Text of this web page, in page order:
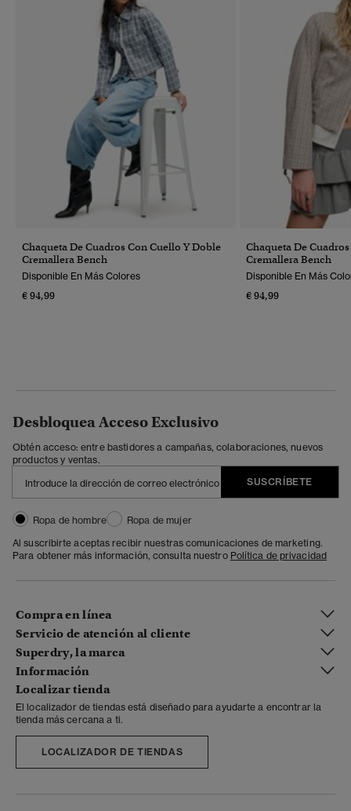
Chaqueta De Cuadros Con Cuello Y Doble
Cremallera Bench
Disponible En Más Colores
€ 94,99
Chaqueta De
Cremallera Bench
Disponible En Más
€ 94,99
Desbloquea Acceso Exclusivo
Obtén acceso: entre bastidores a campañas, colaboraciones, nuevos
productos y ventas.
SUSCRÍBETE
Ropa de hombre
Ropa de mujer
Al suscribirte aceptas recibir nuestras comunicaciones de marketing.
Para obtener más información, consulta nuestro Política de privacidad
Compra en línea
Servicio de atención al cliente
Superdry, la marca
Información
Localizar tienda
El localizador de tiendas está diseñado para ayudarte a encontrar la
tienda más cercana a ti.
LOCALIZADOR DE TIENDAS